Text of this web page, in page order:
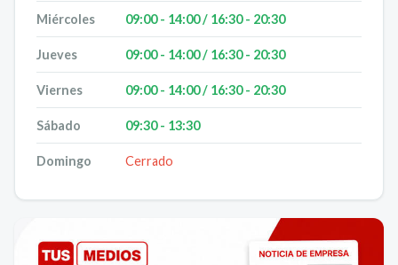
Miércoles 09:00 - 14:00 / 16:30 - 20:30
Jueves 09:00 - 14:00 / 16:30 - 20:30
Viernes 09:00 - 14:00 / 16:30 - 20:30
Sábado 09:30 - 13:30
Domingo Cerrado